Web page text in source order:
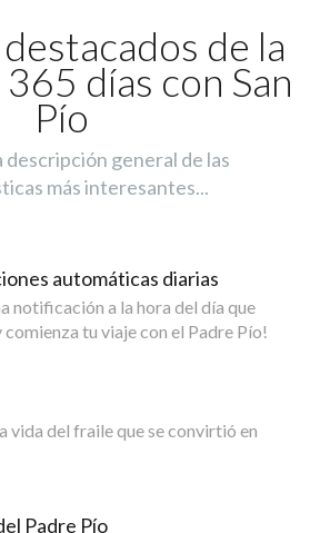
de la
días con San
Pío
descripción general de las
más interesantes...
automáticas diarias
notificación a la hora del día que
tu viaje con el Padre Pío!
vida del fraile que se convirtió en
Padre Pío